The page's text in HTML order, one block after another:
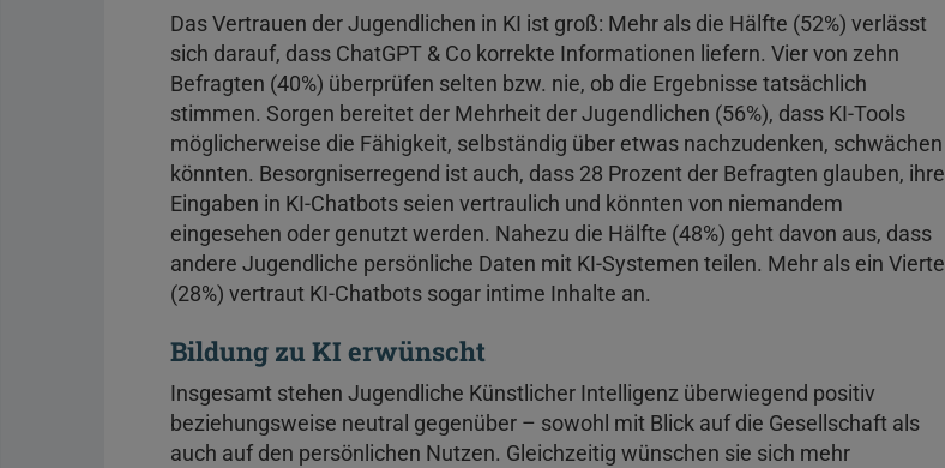
Das Vertrauen der Jugendlichen in KI ist groß: Mehr als die Hälfte (52%) verlässt
sich darauf, dass ChatGPT & Co korrekte Informationen liefern. Vier von zehn
Befragten (40%) überprüfen selten bzw. nie, ob die Ergebnisse tatsächlich
stimmen. Sorgen bereitet der Mehrheit der Jugendlichen (56%), dass KI-Tools
möglicherweise die Fähigkeit, selbständig über etwas nachzudenken, schwächen
könnten. Besorgniserregend ist auch, dass 28 Prozent der Befragten glauben, ihre
Eingaben in KI-Chatbots seien vertraulich und könnten von niemandem
eingesehen oder genutzt werden. Nahezu die Hälfte (48%) geht davon aus, dass
andere Jugendliche persönliche Daten mit KI-Systemen teilen. Mehr als ein Viertel
(28%) vertraut KI-Chatbots sogar intime Inhalte an.
Bildung zu KI erwünscht
Insgesamt stehen Jugendliche Künstlicher Intelligenz überwiegend positiv
beziehungsweise neutral gegenüber – sowohl mit Blick auf die Gesellschaft als
auch auf den persönlichen Nutzen. Gleichzeitig wünschen sie sich mehr